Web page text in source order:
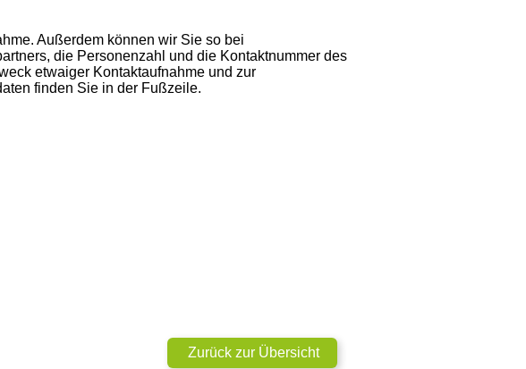
Außerdem können wir Sie so bei
die Personenzahl und die Kontaktnummer des
etwaiger Kontaktaufnahme und zur
finden Sie in der Fußzeile.
Zurück zur Übersicht